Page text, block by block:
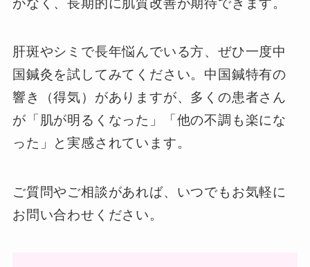
がなく、長期的に肌質改善が期待できます。
肝斑やシミで長年悩んでいる方、ぜひ一度中
国鍼灸を試してみてください。中国鍼特有の
響き（得気）がありますが、多くの患者さん
が「肌が明るくなった」「他の不調も楽にな
った」と実感されています。
ご質問やご相談があれば、いつでもお気軽に
お問い合わせください。